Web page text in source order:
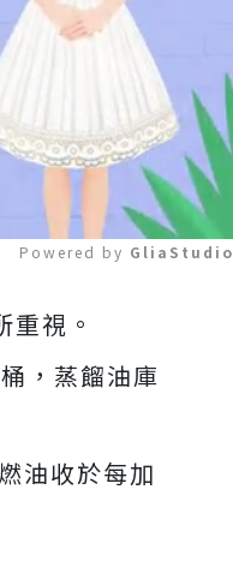
Powered by
視。
，蒸餾油庫
油收於每加